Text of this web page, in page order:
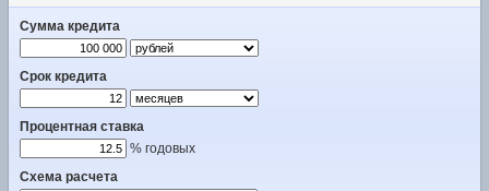
Сумма кредита
Срок кредита
Процентная ставка
% годовых
Схема расчета